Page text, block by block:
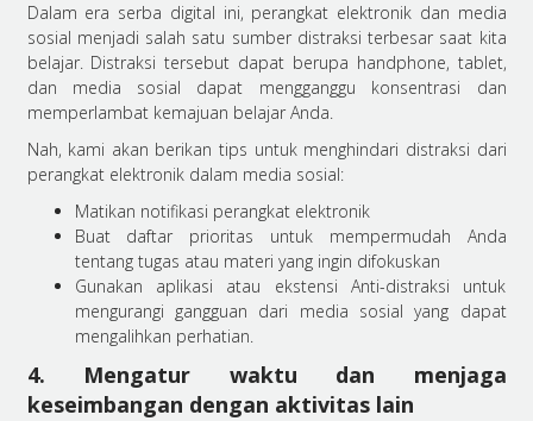
Dalam era serba digital ini, perangkat elektronik dan media
sosial menjadi salah satu sumber distraksi terbesar saat kita
belajar. Distraksi tersebut dapat berupa handphone, tablet,
dan media sosial dapat mengganggu konsentrasi dan
memperlambat kemajuan belajar Anda.
Nah, kami akan berikan tips untuk menghindari distraksi dari
perangkat elektronik dalam media sosial:
Matikan notifikasi perangkat elektronik
Buat daftar prioritas untuk mempermudah Anda
tentang tugas atau materi yang ingin difokuskan
Gunakan aplikasi atau ekstensi Anti-distraksi untuk
mengurangi gangguan dari media sosial yang dapat
mengalihkan perhatian.
4. Mengatur waktu dan menjaga
keseimbangan dengan aktivitas lain